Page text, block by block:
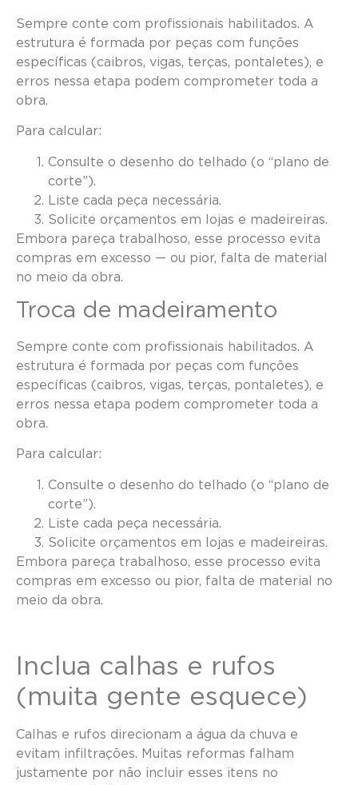
Sempre conte com profissionais habilitados. A
estrutura é formada por peças com funções
específicas (caibros, vigas, terças, pontaletes), e
erros nessa etapa podem comprometer toda a
obra.
Para calcular:
Consulte o desenho do telhado (o “plano de
corte”).
Liste cada peça necessária.
Solicite orçamentos em lojas e madeireiras.
Embora pareça trabalhoso, esse processo evita
compras em excesso — ou pior, falta de material
no meio da obra.
Troca de madeiramento
Sempre conte com profissionais habilitados. A
estrutura é formada por peças com funções
específicas (caibros, vigas, terças, pontaletes), e
erros nessa etapa podem comprometer toda a
obra.
Para calcular:
Consulte o desenho do telhado (o “plano de
corte”).
Liste cada peça necessária.
Solicite orçamentos em lojas e madeireiras.
Embora pareça trabalhoso, esse processo evita
compras em excesso ou pior, falta de material no
meio da obra.
Inclua calhas e rufos
(muita gente esquece)
Calhas e rufos direcionam a água da chuva e
evitam infiltrações. Muitas reformas falham
justamente por não incluir esses itens no